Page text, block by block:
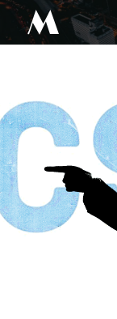
M